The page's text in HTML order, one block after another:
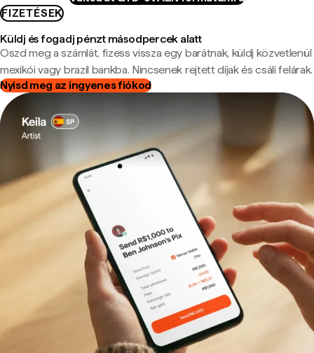
FIZETÉSEK
Küldj és fogadj pénzt másodpercek alatt
Oszd meg a számlát, fizess vissza egy barátnak, küldj közvetlenül
mexikói vagy brazil bankba. Nincsenek rejtett díjak és csáli felárak.
Nyisd meg az ingyenes fiókod